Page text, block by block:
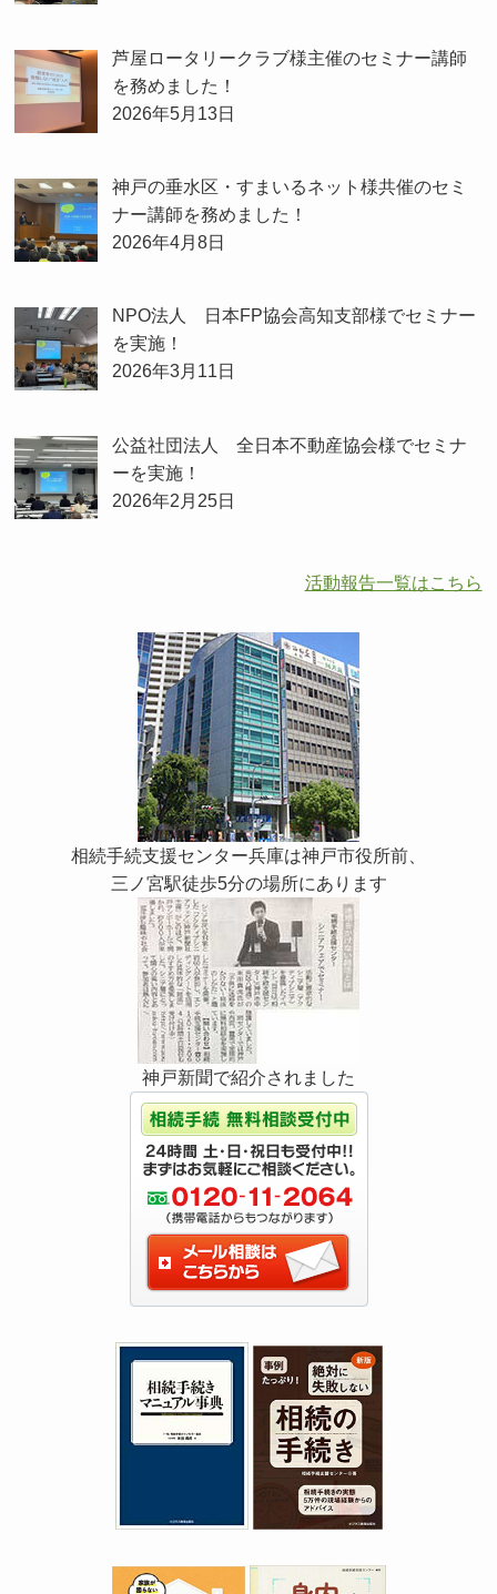
芦屋ロータリークラブ様主催のセミナー講師
を務めました！
2026年5月13日
神戸の垂水区・すまいるネット様共催のセミ
ナー講師を務めました！
2026年4月8日
NPO法人 日本FP協会高知支部様でセミナー
を実施！
2026年3月11日
公益社団法人 全日本不動産協会様でセミナ
ーを実施！
2026年2月25日
活動報告一覧はこちら
相続手続支援センター兵庫は神戸市役所前、
三ノ宮駅徒歩5分の場所にあります
神戸新聞で紹介されました